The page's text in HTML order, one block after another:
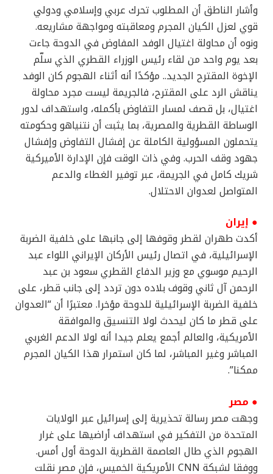
وأشار الناطق أن المطلوب تحرك عربي وإسلامي ودولي
قوي لعزل الكيان المجرم ومعاقبته ومواجهة مشاريعه.
ونوه أن محاولة اغتيال الوفد المفاوض في الدوحة جاءت
بعد يوم واحد من لقاء رئيس الوزراء القطري الذي سلّم
الإخوة المقترح الجديد.. مؤكدًا أنه أثناء الهجوم كان الوفد
يناقش الرد على المقترح، فالجريمة ليست مجرد محاولة
اغتيال، بل قصف لمسار التفاوض بأكمله، واستهداف لدور
الوساطة القطرية والمصرية، بما يثبت أن نتنياهو وحكومته
يتحملون المسؤولية الكاملة عن إفشال التفاوض وإفشال
جهود وقف الحرب. وفي ذات الوقت فإن الإدارة الأميركية
شريك كامل في الجريمة، عبر توفير الغطاء والدعم
المتواصل لعدوان الاحتلال.
● إيران
أكدت طهران لقطر وقوفها إلى جانبها على خلفية الضربة
الإسرائيلية، في اتصال رئيس الأركان الإيراني اللواء عبد
الرحيم موسوي مع وزير الدفاع القطري سعود بن عبد
الرحمن آل ثاني وقوف بلاده دون تردد إلى جانب قطر، على
خلفية الضربة الإسرائيلية للدوحة مؤخرا. معتبرًا أن “العدوان
على قطر ما كان ليحدث لولا التنسيق والموافقة
الأمريكية، والعالم أجمع يعلم جيدا أنه لولا الدعم الغربي
المباشر وغير المباشر، لما كان استمرار هذا الكيان المجرم
ممكنا”.
● مصر
وجهت مصر رسالة تحذيرية إلى إسرائيل عبر الولايات
المتحدة من التفكير في استهداف أراضيها على غرار
الهجوم الذي طال العاصمة القطرية الدوحة أول أمس.
ووفقا لشبكة CNN الأمريكية الخميس، فإن مصر نقلت